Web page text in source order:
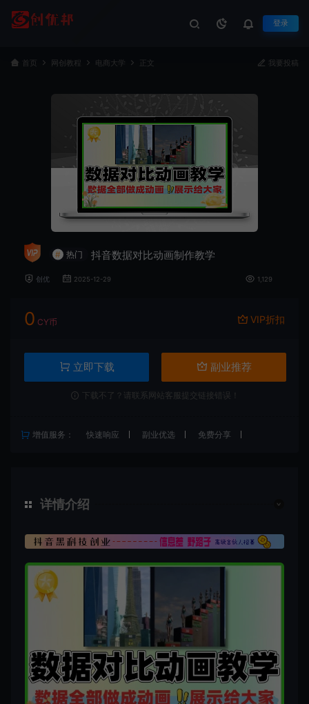
登录
首页 网创教程 电商大学 正文 我要投稿
# 热门 抖音数据对比动画制作教学
创优 2025-12-29 1,129
0 CY币 VIP折扣
立即下载 副业推荐
下载不了？请联系网站客服提交链接错误！
增值服务： 快速响应 副业优选 免费分享
详情介绍